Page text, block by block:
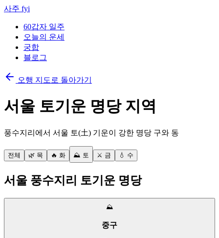
사주 fyi
60갑자 일주
오늘의 운세
궁합
블로그
오행 지도로 돌아가기
서울 토기운 명당 지역
풍수지리에서 서울 토(土) 기운이 강한 명당 구와 동
전체 🌿 목 🔥 화 ⛰️ 토 ⚔️ 금 💧 수
서울 풍수지리 토기운 명당
⛰️
중구